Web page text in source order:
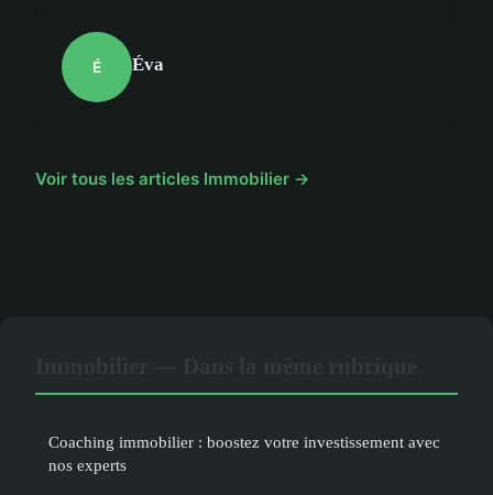
É Éva
Voir tous les articles Immobilier →
Coaching immobilier : boostez votre investissement avec
nos experts